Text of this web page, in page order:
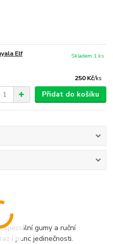
Elf
250 Kč/ks
Skladem 1 ks
Přidat do košíku
speciální gumy a ruční
i punc jedinečnosti.